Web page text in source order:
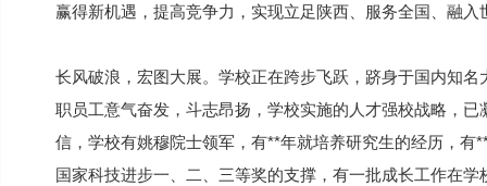
赢得新机遇，提高竞争力，实现立足陕西、服务全国、融
长风破浪，宏图大展。学校正在跨步飞跃，跻身于国内知
职员工意气奋发，斗志昂扬，学校实施的人才强校战略，
信，学校有姚穆院士领军，有**年就培养研究生的经历，
国家科技进步一、二、三等奖的支撑，有一批成长工作在